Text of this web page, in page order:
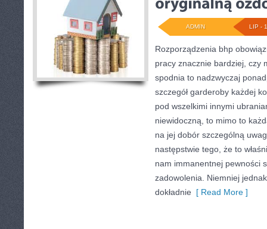
LIP -
ADMIN
Rozporządzenia bhp
pracy znacznie bardziej, czy
spodnia to nadzwyczaj
szczegół garderoby każdej
pod wszelkimi innymi
niewidoczną, to mimo to
na jej dobór szczególną
następstwie tego, że to
nam immanentnej pewności
zadowolenia. Niemniej
dokładnie [ Read More ]